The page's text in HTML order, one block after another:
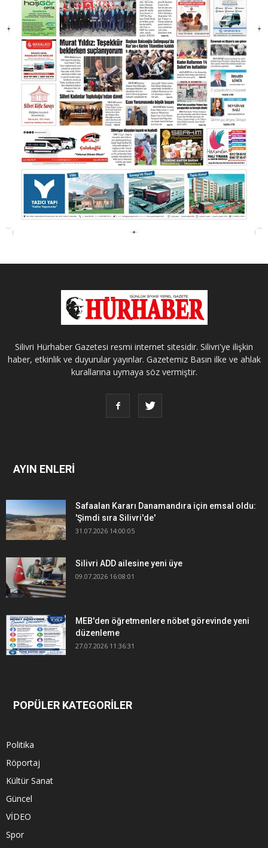
Silivri Hürhaber Gazetesi resmi internet sitesidir. Silivri'ye ilişkin
haber, etkinlik ve duyurular yayınlar. Gazetemiz Basın ilke ve ahlak
kurallarına uymaya söz vermiştir.
AYIN ENLERİ
Safaalan Kararı Danamandıra için emsal oldu:
'Şimdi sıra Silivri'de'
31.07.2026 14:00:05
Silivri ADD ailesine yeni üye
09.07.2026 16:08:01
MEB'den öğretmenlere nöbet görevinde yeni
düzenleme
27.07.2026 11:36:31
POPÜLER KATEGORİLER
Politika
Röportaj
Kültür Sanat
Güncel
VİDEO
Spor